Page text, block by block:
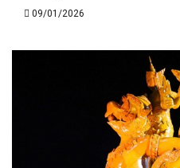
09/01/2026